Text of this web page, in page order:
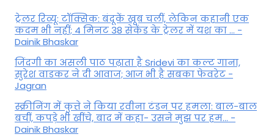
ट्रेलर रिव्यू: टॉक्सिक: बंदूकें खूब चलीं, लेकिन कहानी एक
कदम भी नहीं; 4 मिनट 38 सेकेंड के ट्रेलर में यश का ... -
Dainik Bhaskar
जिंदगी का असली पाठ पढ़ाता है Sridevi का कल्ट गाना,
सुरेश वाडकर ने दी आवाज; आज भी है सबका फेवरेट -
Jagran
स्क्रीनिंग में कुत्ते ने किया रवीना टंडन पर हमला: बाल-बाल
बचीं, कपड़े भी खींचे, बाद में कहा- उसने मुझ पर हम... -
Dainik Bhaskar